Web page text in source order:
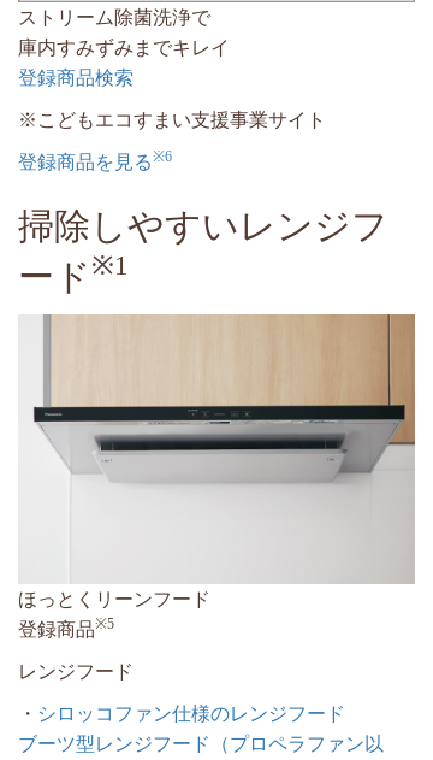
ストリーム除菌洗浄で
庫内すみずみまでキレイ
登録商品検索
※こどもエコすまい支援事業サイト
登録商品を見る※6
掃除しやすいレンジフ
ード ※1
ほっとくリーンフード
登録商品※5
レンジフード
・ シロッコファン仕様のレンジフード
ブーツ型レンジフード（プロペラファン以